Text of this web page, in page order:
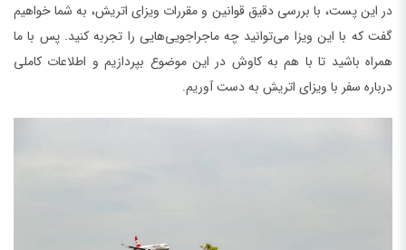
در این پست، با بررسی دقیق قوانین و مقررات ویزای اتریش، به شما خواهیم
گفت که با این ویزا می‌توانید چه ماجراجویی‌هایی را تجربه کنید. پس با ما
همراه باشید تا با هم به کاوش در این موضوع بپردازیم و اطلاعات کاملی
درباره سفر با ویزای اتریش به دست آوریم.